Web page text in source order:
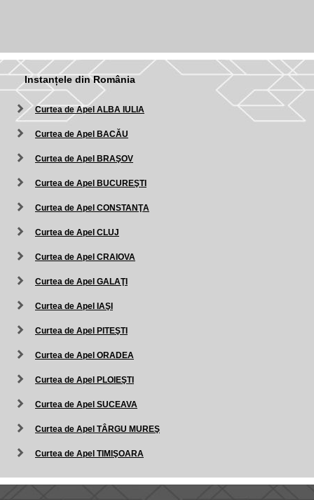
Instanțele din România
Curtea de Apel ALBA IULIA
Curtea de Apel BACĂU
Curtea de Apel BRAŞOV
Curtea de Apel BUCUREŞTI
Curtea de Apel CONSTANŢA
Curtea de Apel CLUJ
Curtea de Apel CRAIOVA
Curtea de Apel GALAŢI
Curtea de Apel IAŞI
Curtea de Apel PITEŞTI
Curtea de Apel ORADEA
Curtea de Apel PLOIEŞTI
Curtea de Apel SUCEAVA
Curtea de Apel TÂRGU MUREŞ
Curtea de Apel TIMIŞOARA